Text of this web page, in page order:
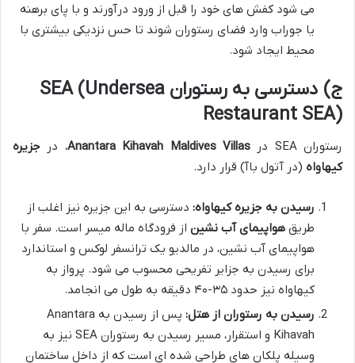
می شود کفش های خود را قبل از ورود درآورند و با پای برهنه
یا جوراب وارد فضای رستوران شوند تا حس نزدیکی بیشتری با
محیط ایجاد شود.
ج) دسترسی به رستوران SEA (Undersea
Restaurant SEA)
رستوران SEA در Anantara Kihavah Maldives Villas، در جزیره
کیهاواه (در آتول باآ) قرار دارد.
رسیدن به جزیره کیهاواه: دسترسی به این جزیره نیز اغلب از
طریق هواپیمای آب نشین از فرودگاه ماله میسر است. سفر با
هواپیمای آب نشین، در مالدیو یک ترانسفر لوکس و استاندارد
برای رسیدن به جزایر تفریحی محسوب می شود. پرواز به
کیهاواه نیز حدود ۳۵-۴۰ دقیقه به طول می انجامد.
رسیدن به رستوران از هتل:
پس از رسیدن به Anantara
Kihavah و استقرار، مسیر رسیدن به رستوران SEA نیز به
وسیله پلکان های طراحی شده ای است که از داخل ساختمان